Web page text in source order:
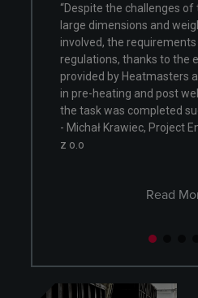
of this job, such as
and weight, the materials
of standards and
to the expert advice
and professionalism
post weld heat treatment,
successfully.”
Project Engineer at Enitec Sp.